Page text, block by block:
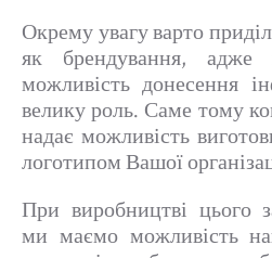
Окрему увагу варто
як брендування, адже
можливість донесення
велику роль. Саме тому
надає можливість
логотипом Вашої
При виробництві цього
ми маємо можливість